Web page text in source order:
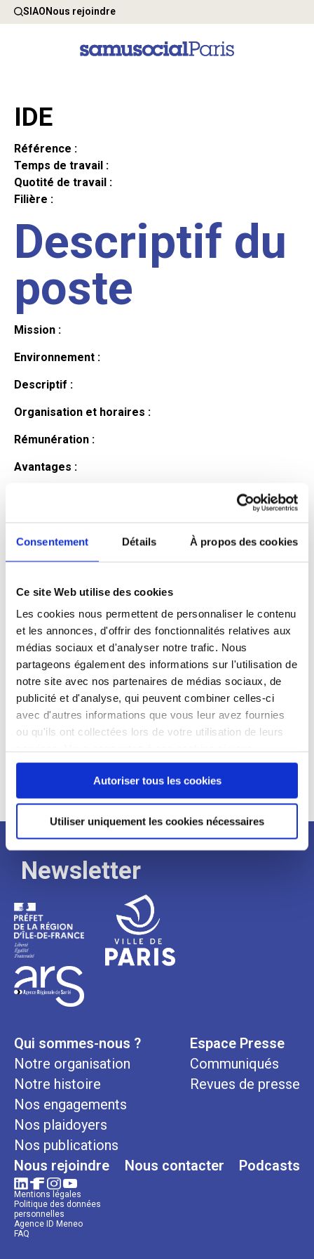
Consentement Détails À propos des cookies
Ce site Web utilise des cookies
Les cookies nous permettent de personnaliser le contenu
et les annonces, d'offrir des fonctionnalités relatives aux
médias sociaux et d'analyser notre trafic. Nous
partageons également des informations sur l'utilisation de
notre site avec nos partenaires de médias sociaux, de
publicité et d'analyse, qui peuvent combiner celles-ci
avec d'autres informations que vous leur avez fournies
ou qu'ils ont collectées lors de votre utilisation de leurs
continuez à utiliser notre site Web.
Autoriser tous les cookies
Utiliser uniquement les cookies nécessaires
SIAONous rejoindre
IDE
Référence :
Temps de travail :
Quotité de travail :
Filière :
Descriptif du
poste
Mission :
Environnement :
Descriptif :
Organisation et horaires :
Rémunération :
Avantages :
candidat
Qualifications et diplômes :
Profil recherché :
Expérience :
Processus
de
recrutement
Newsletter
Qui sommes-nous ?
Notre organisation
Notre histoire
Nos engagements
Nos plaidoyers
Nos publications
Espace Presse
Communiqués
Revues de presse
Nous rejoindre Nous contacter Podcasts
Mentions légales
Politique des données
personnelles
Agence ID Meneo
FAQ